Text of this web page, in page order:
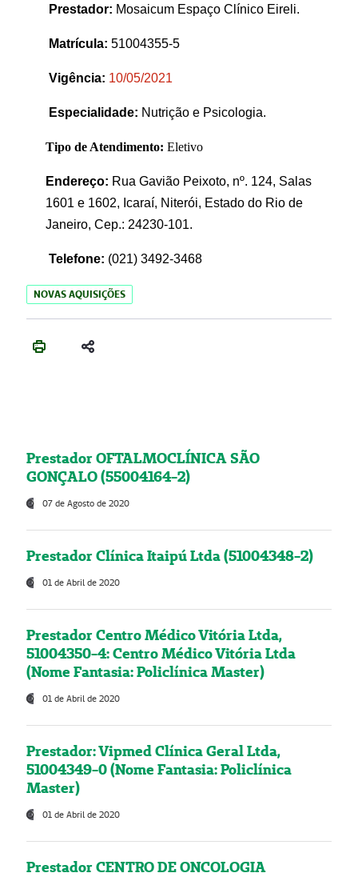
Prestador: Mosaicum Espaço Clínico Eireli.
Matrícula: 51004355-5
Vigência: 10/05/2021
Especialidade: Nutrição e Psicologia.
Tipo de Atendimento: Eletivo
Endereço: Rua Gavião Peixoto, nº. 124, Salas
1601 e 1602, Icaraí, Niterói, Estado do Rio de
Janeiro, Cep.: 24230-101.
Telefone: (021) 3492-3468
NOVAS AQUISIÇÕES
Prestador OFTALMOCLÍNICA SÃO
GONÇALO (55004164-2)
07 de Agosto de 2020
Prestador Clínica Itaipú Ltda (51004348-2)
01 de Abril de 2020
Prestador Centro Médico Vitória Ltda,
51004350-4: Centro Médico Vitória Ltda
(Nome Fantasia: Policlínica Master)
01 de Abril de 2020
Prestador: Vipmed Clínica Geral Ltda,
51004349-0 (Nome Fantasia: Policlínica
Master)
01 de Abril de 2020
Prestador CENTRO DE ONCOLOGIA